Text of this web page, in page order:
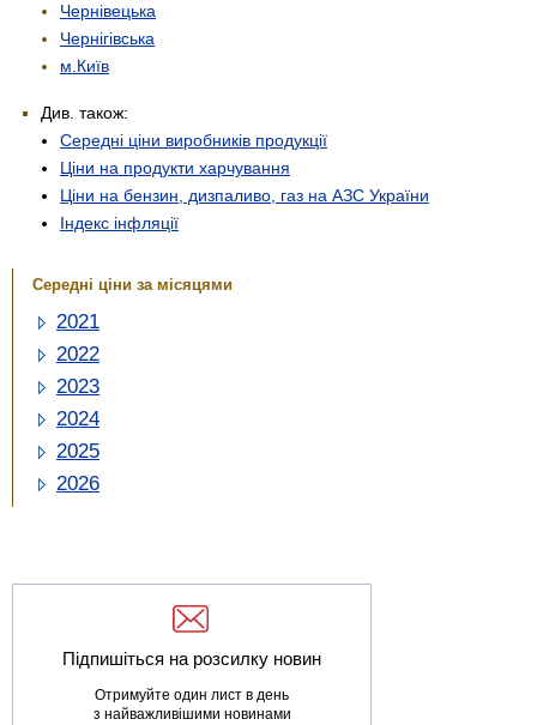
Чернівецька
Чернігівська
м.Київ
Див. також:
Середні ціни виробників продукції
Ціни на продукти харчування
Ціни на бензин, дизпаливо, газ на АЗС України
Індекс інфляції
Середні ціни за місяцями
2021
2022
2023
2024
2025
2026
Підпишіться на розсилку новин
Отримуйте один лист в день
з найважливішими новинами